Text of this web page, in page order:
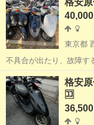
格安
40,000
東京都
不具合が出たり、故障す
違うなぁー、と思われ…
東京 西東京市
格安
🈁
36,500